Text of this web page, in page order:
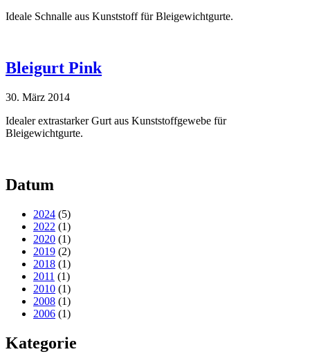
Ideale Schnalle aus Kunststoff für Bleigewichtgurte.
Bleigurt Pink
30. März 2014
Idealer extrastarker Gurt aus Kunststoffgewebe für
Bleigewichtgurte.
Datum
2024 (5)
2022 (1)
2020 (1)
2019 (2)
2018 (1)
2011 (1)
2010 (1)
2008 (1)
2006 (1)
Kategorie